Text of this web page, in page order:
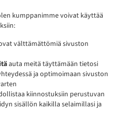
kumppanimme voivat käyttää
välttämättömiä sivuston
auta meitä täyttämään tietosi
ja optimoimaan sivuston
kiinnostuksiin perustuvan
sisällön kaikilla selaimillasi ja
Finland